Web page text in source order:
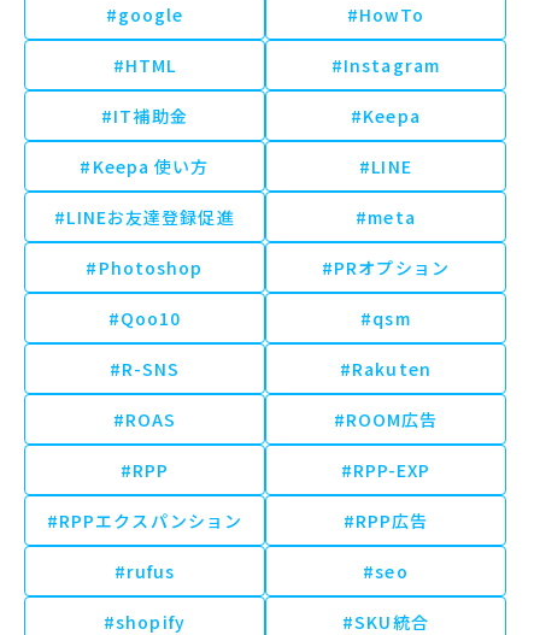
#google #HowTo
#HTML #Instagram
#IT補助金 #Keepa
#Keepa 使い方 #LINE
#LINEお友達登録促進 #meta
#Photoshop #PRオプション
#Qoo10 #qsm
#R-SNS #Rakuten
#ROAS #ROOM広告
#RPP #RPP-EXP
#RPPエクスパンション #RPP広告
#rufus #seo
#shopify #SKU統合